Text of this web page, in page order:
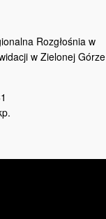
Rozgłośnia w
w Zielonej Górze